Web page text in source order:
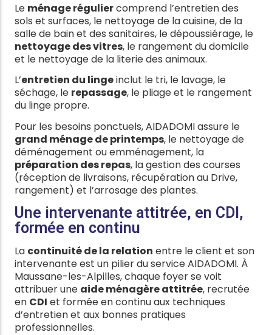
Le ménage réguliercomprend l’entretien des
sols et surfaces, le nettoyage de la cuisine, de la
salle de bain et des sanitaires, le dépoussiérage, le
nettoyage des vitres, le rangement du domicile
et le nettoyage de la literie des animaux.
L’entretien du lingeinclut le tri, le lavage, le
séchage, le repassage, le pliage et le rangement
du linge propre.
Pour les besoins ponctuels, AIDADOMI assure le
grand ménage de printemps, le nettoyage de
déménagement ou emménagement, la
préparation des repas, la gestion des courses
(réception de livraisons, récupération au Drive,
rangement) et l’arrosage des plantes.
Une intervenante attitrée, en CDI,
formée en continu
La continuité de la relation entre le client et son
intervenante est un pilier du service AIDADOMI. À
Maussane-les-Alpilles, chaque foyer se voit
attribuer une aide ménagère attitrée, recrutée
en CDI et formée en continu aux techniques
d’entretien et aux bonnes pratiques
professionnelles.